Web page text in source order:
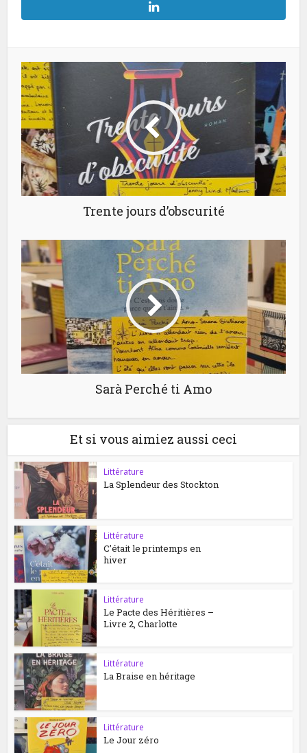
Trente jours d’obscurité
Sarà Perché ti Amo
Et si vous aimiez aussi ceci
Littérature
La Splendeur des Stockton
Littérature
C’était le printemps en
hiver
Littérature
Le Pacte des Héritières –
Livre 2, Charlotte
Littérature
La Braise en héritage
Littérature
Le Jour zéro